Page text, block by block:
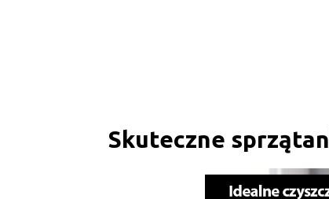
Skuteczne